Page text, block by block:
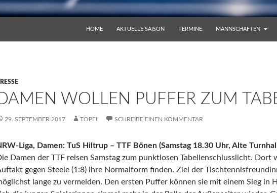
HOME
AKTUELLE SAISON TERMINE MANNSCHAFTEN
WOLLEN PUFFER ZUM
29. SEPTEMBER 2017 TOPEL SCHREIBE EINEN KOMMENTAR
Liga, Damen: TuS Hiltrup – TTF Bönen (Samstag 18.30 Uhr, Alte
Damen der TTF reisen Samstag zum punktlosen Tabellenschlusslicht. Dort
gegen Steele (1:8) ihre Normalform finden. Ziel der
lange zu vermeiden. Den ersten Puffer können sie mit einem Sieg in